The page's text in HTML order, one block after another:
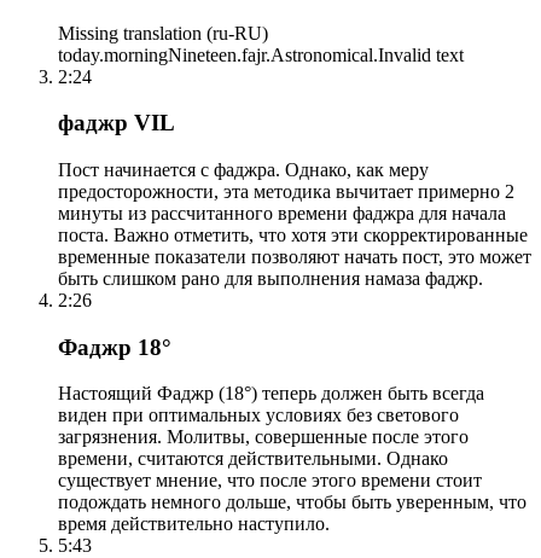
Missing translation (ru-RU)
today.morningNineteen.fajr.Astronomical.Invalid text
2:24
фаджр VIL
Пост начинается с фаджра. Однако, как меру
предосторожности, эта методика вычитает примерно 2
минуты из рассчитанного времени фаджра для начала
поста. Важно отметить, что хотя эти скорректированные
временные показатели позволяют начать пост, это может
быть слишком рано для выполнения намаза фаджр.
2:26
Фаджр 18°
Настоящий Фаджр (18°) теперь должен быть всегда
виден при оптимальных условиях без светового
загрязнения. Молитвы, совершенные после этого
времени, считаются действительными. Однако
существует мнение, что после этого времени стоит
подождать немного дольше, чтобы быть уверенным, что
время действительно наступило.
5:43